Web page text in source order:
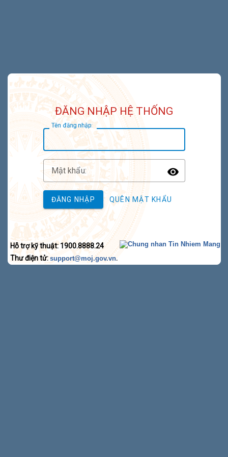
ĐĂNG NHẬP HỆ THỐNG
Tên đăng nhập:
Mật khẩu:
Toggle
ĐĂNG NHẬP QUÊN MẬT KHẨU
Hỗ trợ kỹ thuật: 1900.8888.24
Thư điện tử: support@moj.gov.vn.